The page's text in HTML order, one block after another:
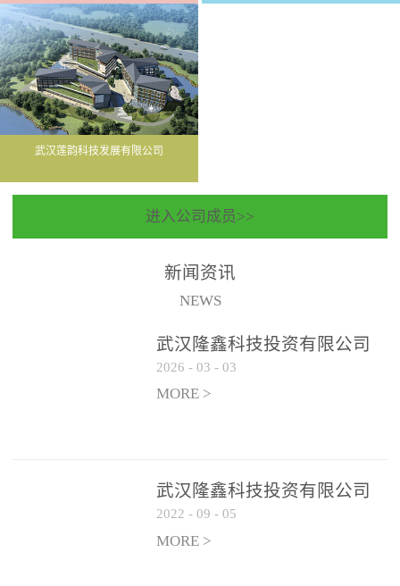
武汉莲韵科技发展有限公司
进入公司成员>>
新闻资讯
NEWS
武汉隆鑫科技投资有限公司
聘请常年法律顾问服务机构
遴选公告
2026 - 03 - 03
MORE >
武汉隆鑫科技投资有限公司
办公用房 空调设备供应商公
开遴选公告
2022 - 09 - 05
MORE >